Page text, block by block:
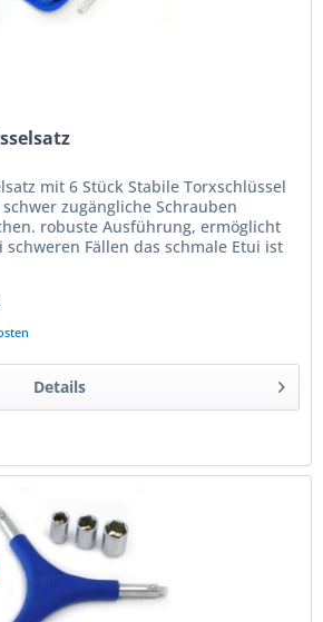
mit 6 Stück Stabile Torxschlüssel
zugängliche Schrauben
robuste Ausführung, ermöglicht
schweren Fällen das schmale Etui ist
Details